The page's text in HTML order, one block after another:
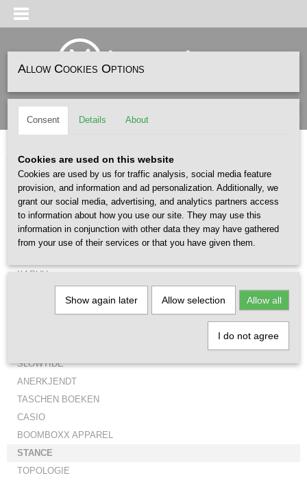
Log in Register SHOPPING CART
(0)
Home>SHOP BY BRAND> STANCE
SHOP BY BRAND
ASICS
CARHARTT WIP
KARHU
SLOWTIDE
ANERKJENDT
TASCHEN BOEKEN
CASIO
BOOMBOXX APPAREL
STANCE
TOPOLOGIE
Allow Cookies Options
Consent Details About
Cookies are used on this website
Cookies are used by us for traffic analysis, social media feature
provision, and information and ad personalization. Additionally, we
grant our social media, advertising, and analytics partners access
to information about how you use our site. They may use this
information in conjunction with other data they may have gathered
from your use of their services or that you have given them.
Show again later Allow selection Allow all
I do not agree